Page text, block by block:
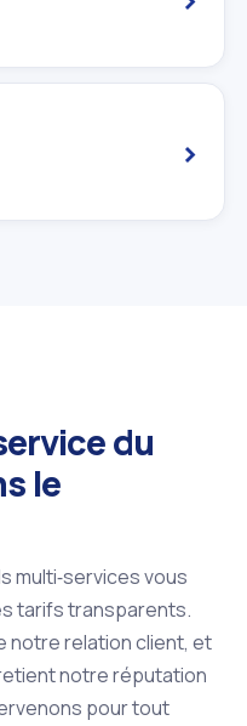
›
du
le
multi‑services vous
tarifs transparents.
notre relation client, et
notre réputation
pour tout